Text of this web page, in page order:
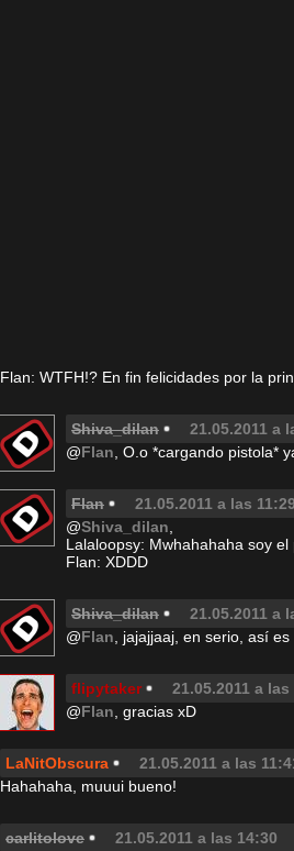
Flan: WTFH!? En fin felicidades por la
Shiva_dilan
21.05.2011 a
@Flan , O.o *cargando pistola*
Flan
21.05.2011 a las
@Shiva_dilan
Lalaloopsy: Mwhahahaha soy
Flan: XDDD
Shiva_dilan
21.05.2011 a
@Flan , jajajjaaj, en serio, así
flipytaker
21.05.2011 a las
@Flan , gracias xD
LaNitObscura
21.05.2011 a las
Hahahaha, muuui bueno!
carlitolove
21.05.2011 a las 14:30